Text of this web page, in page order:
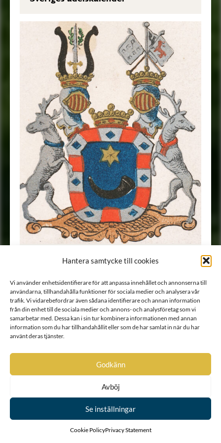
Hantera samtycke till cookies
Vi använder enhetsidentifierare för att anpassa innehållet och annonserna till
användarna, tillhandahålla funktioner för sociala medier och analysera vår
trafik. Vi vidarebefordrar även sådana identifierare och annan information
från din enhet till de sociala medier och annons- och analysföretag som vi
samarbetar med. Dessa kan i sin tur kombinera informationen med annan
information som du har tillhandahållit eller som de har samlat in när du har
använt deras tjänster.
Godkänn
Avböj
Se inställningar
Cookie PolicyPrivacy Statement
krönter Örn. Sköld-hållare äro till Höger en
Hjort, med ett Blått Guld-kantadt Hals-
band, och till Wänster en Rehn, med en
Röd Silfwer-kantad, och Silfwer-broderad
Lapp-Sehle, bägge naturligt målade, och
med utwände Hufwuden: Alldeles som
detta Wapen med sina rätta Färgor här hos
afmåladt finnes.”
Friherrebrevet i original, FRH.
Transkription: Göran Mörner, 2016-12-
19.
Carpelan - Nr. 281 - Heraldik -
1865-
Föremål